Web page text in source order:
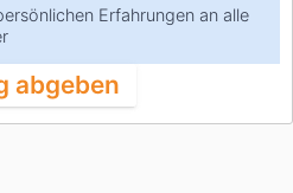
Erfahrungen an alle
abgeben